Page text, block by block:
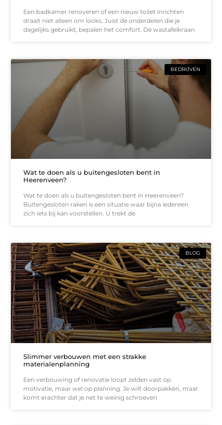
Een badkamer renoveren of een nieuw toilet inrichten
draait niet alleen om looks. Juist de onderdelen die je
dagelijks gebruikt, bepalen het comfort. De wastafelkraan
BEDRIJVEN
Wat te doen als u buitengesloten bent in
Heerenveen?
Wat te doen als u buitengesloten bent in Heerenveen?
Buitengesloten raken is een situatie waar bijna iedereen
zich iets bij kan voorstellen. U trekt de
BLOG
Slimmer verbouwen met een strakke
materialenplanning
Een verbouwing of renovatie loopt zelden vast op
motivatie, maar wel op planning. Je wilt doorpakken, maar
komt erachter dat je net te weinig schroeven